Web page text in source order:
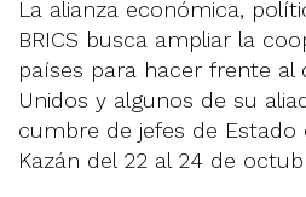
La alianza económica,
BRICS busca ampliar la
países para hacer frente al
Unidos y algunos de su
cumbre de jefes de Estado
Kazán del 22 al 24 de